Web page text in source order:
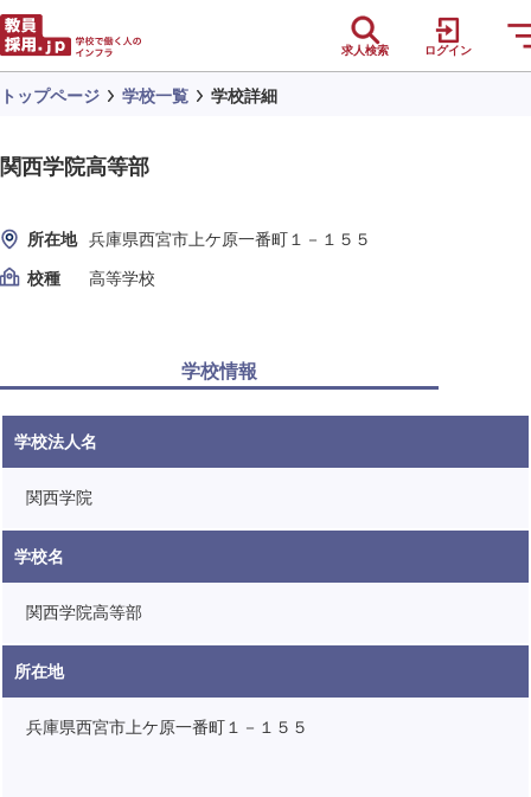
求人検索 ログイン
トップページ 学校一覧 学校詳細
関西学院高等部
所在地 兵庫県西宮市上ケ原一番町１－１５５
校種
高等学校
学校情報
学校法人名
関西学院
学校名
関西学院高等部
所在地
兵庫県西宮市上ケ原一番町１－１５５